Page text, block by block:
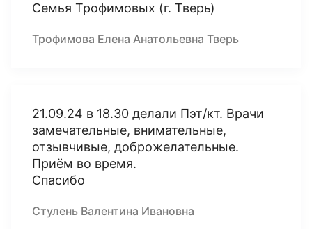
Семья Трофимовых (г. Тверь)
Трофимова Елена Анатольевна Тверь
21.09.24 в 18.30 делали Пэт/кт. Врачи
замечательные, внимательные,
отзывчивые, доброжелательные.
Приём во время.
Спасибо
Стулень Валентина Ивановна